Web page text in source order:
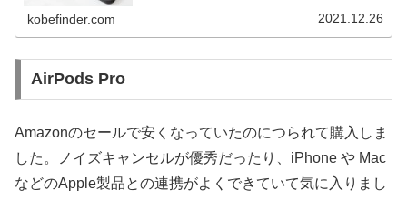
kobefinder.com 2021.12.26
AirPods Pro
Amazonのセールで安くなっていたのにつられて購入しま
した。ノイズキャンセルが優秀だったり、iPhone や Mac
などのApple製品との連携がよくできていて気に入りまし